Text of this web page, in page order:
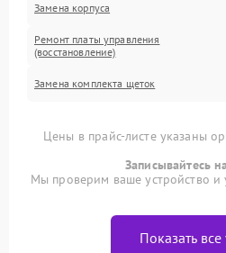
Замена корпуса
Ремонт платы управления
(восстановление)
Замена комплекта щеток
Цены в прайс-листе указаны
Записывайтесь
Мы проверим ваше устройство и
Показать все